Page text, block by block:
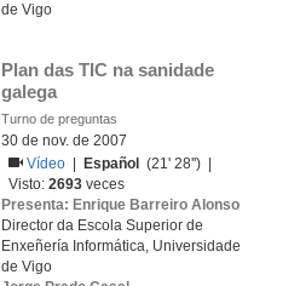
de Vigo
Plan das TIC na sanidade
galega
Turno de preguntas
30 de nov. de 2007
Vídeo
Español
(21' 28'') |
Visto:2693 veces
Presenta: Enrique Barreiro Alonso
Director da Escola Superior de
Enxeñería Informática, Universidade
de Vigo